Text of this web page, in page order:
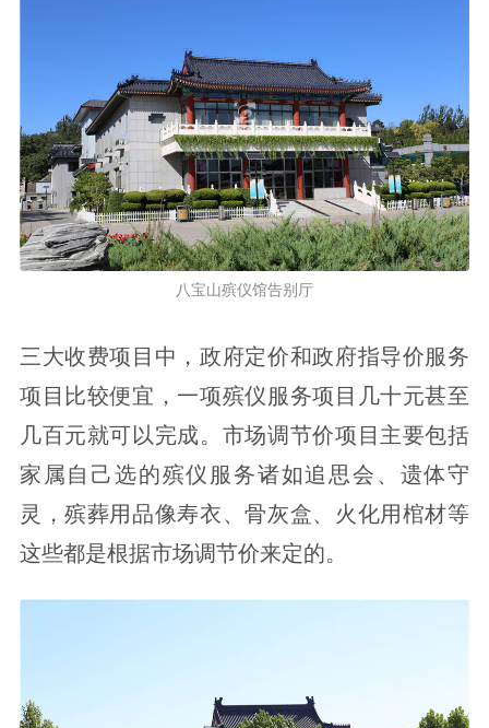
八宝山殡仪馆告别厅
三大收费项目中，政府定价和政府指导价服务
项目比较便宜，一项殡仪服务项目几十元甚至
几百元就可以完成。市场调节价项目主要包括
家属自己选的殡仪服务诸如追思会、遗体守
灵，殡葬用品像寿衣、骨灰盒、火化用棺材等
这些都是根据市场调节价来定的。